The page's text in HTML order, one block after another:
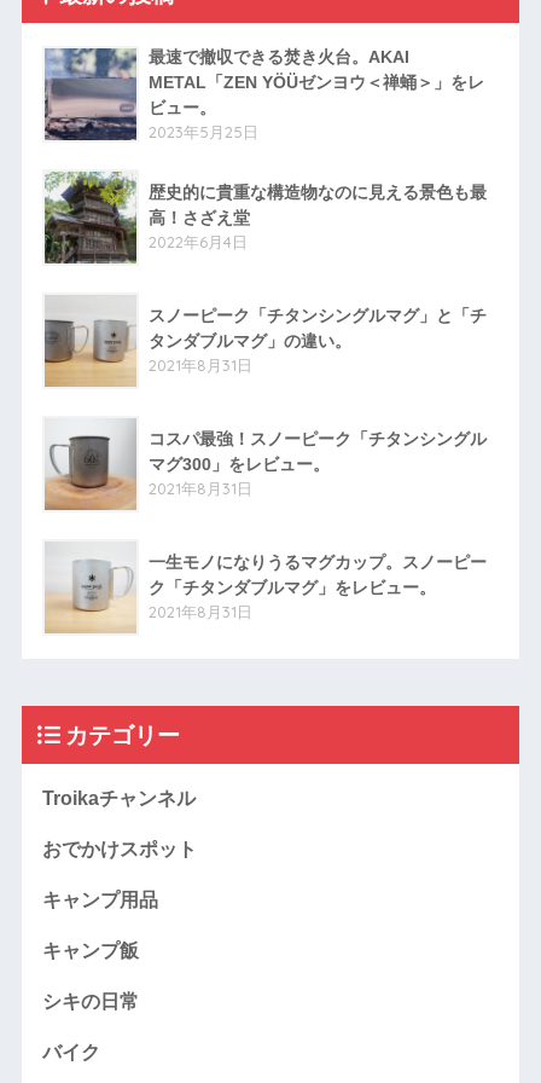
最速で撤収できる焚き火台。AKAI
METAL「ZEN YÖÜゼンヨウ＜禅蛹＞」をレ
ビュー。
2023年5月25日
歴史的に貴重な構造物なのに見える景色も最
高！さざえ堂
2022年6月4日
スノーピーク「チタンシングルマグ」と「チ
タンダブルマグ」の違い。
2021年8月31日
コスパ最強！スノーピーク「チタンシングル
マグ300」をレビュー。
2021年8月31日
一生モノになりうるマグカップ。スノーピー
ク「チタンダブルマグ」をレビュー。
2021年8月31日
カテゴリー
Troikaチャンネル
おでかけスポット
キャンプ用品
キャンプ飯
シキの日常
バイク